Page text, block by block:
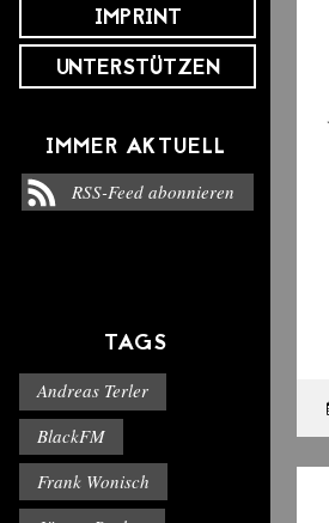
IMPRINT
UNTERSTÜTZEN
IMMER AKTUELL
RSS-Feed abonnieren
TAGS
Andreas Terler
BlackFM
Frank Wonisch